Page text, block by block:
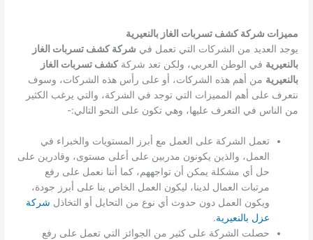
مميزات شركة كشف تسربات الغاز بالنعيرية
يوجد العديد من الشركات التي تعمل في شركة كشف تسربات الغاز
بالنعيرية في الوطن العربي، ولكن تعد شركةكشف تسربات الغاز
بالنعيرية من أهم هذه الشركات، أو على رأس هذه الشركات، وسوف
نتعرف على أهم المميزات التي توجد في الشركة، والتي يرغب الكثير
من الناس في التعرف عليها، وهي تكون على النحو التالي:-
تعمل الشركة على العمل مع أبرز المستويات والخبراء في
العمل، والذين يكونون مدربين على أعلى مستوى، وقادرين على
حل أي مشكلة يمكن أن تواجههم، كما أننا نعمل على رفع
مرتبات العمال لدينا، ليكون العمل الخاص بنا على أبرز جودة،
ويكون العمل دون حدوث أي نوع من التحايل أو التخاذل شركة
عزل بالنعيرية.
حصلت الشركة على كثير من الجوائز التي تعمل على رفع